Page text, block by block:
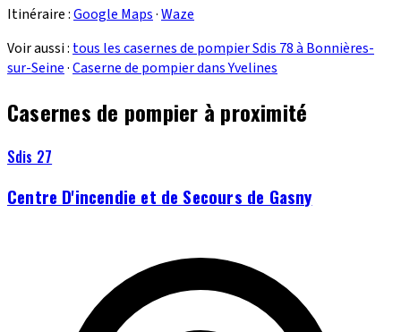
Itinéraire :Google Maps·Waze
Voir aussi : tous les casernes de pompier Sdis 78 à Bonnières-
sur-Seine·Caserne de pompier dans Yvelines
Casernes de pompier à proximité
Sdis 27
Centre D'incendie et de Secours de Gasny